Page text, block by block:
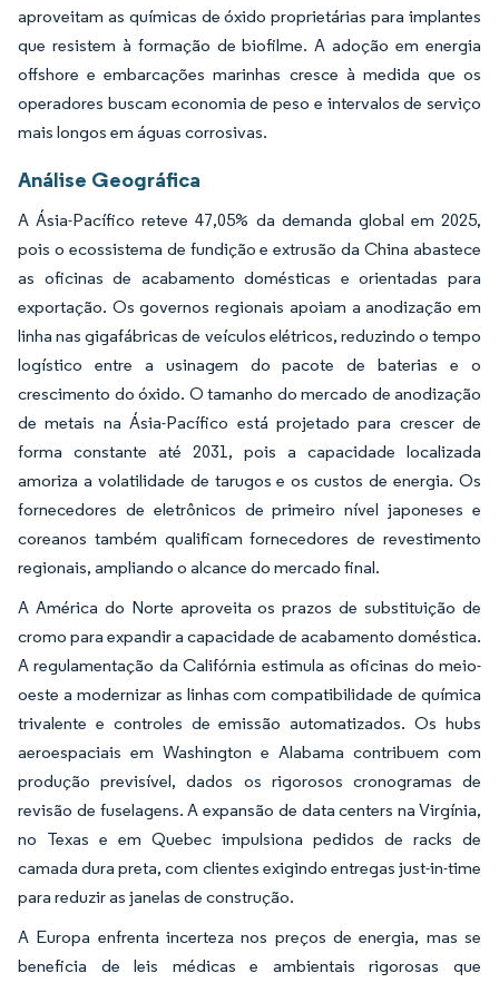
aproveitam as químicas de óxido proprietárias para implantes
que resistem à formação de biofilme. A adoção em energia
offshore e embarcações marinhas cresce à medida que os
operadores buscam economia de peso e intervalos de serviço
mais longos em águas corrosivas.
Análise Geográfica
A Ásia-Pacífico reteve 47,05% da demanda global em 2025,
pois o ecossistema de fundição e extrusão da China abastece
as oficinas de acabamento domésticas e orientadas para
exportação. Os governos regionais apoiam a anodização em
linha nas gigafábricas de veículos elétricos, reduzindo o tempo
logístico entre a usinagem do pacote de baterias e o
crescimento do óxido. O tamanho do mercado de anodização
de metais na Ásia-Pacífico está projetado para crescer de
forma constante até 2031, pois a capacidade localizada
amoriza a volatilidade de tarugos e os custos de energia. Os
fornecedores de eletrônicos de primeiro nível japoneses e
coreanos também qualificam fornecedores de revestimento
regionais, ampliando o alcance do mercado final.
A América do Norte aproveita os prazos de substituição de
cromo para expandir a capacidade de acabamento doméstica.
A regulamentação da Califórnia estimula as oficinas do meio-
oeste a modernizar as linhas com compatibilidade de química
trivalente e controles de emissão automatizados. Os hubs
aeroespaciais em Washington e Alabama contribuem com
produção previsível, dados os rigorosos cronogramas de
revisão de fuselagens. A expansão de data centers na Virgínia,
no Texas e em Quebec impulsiona pedidos de racks de
camada dura preta, com clientes exigindo entregas just-in-time
para reduzir as janelas de construção.
A Europa enfrenta incerteza nos preços de energia, mas se
beneficia de leis médicas e ambientais rigorosas que